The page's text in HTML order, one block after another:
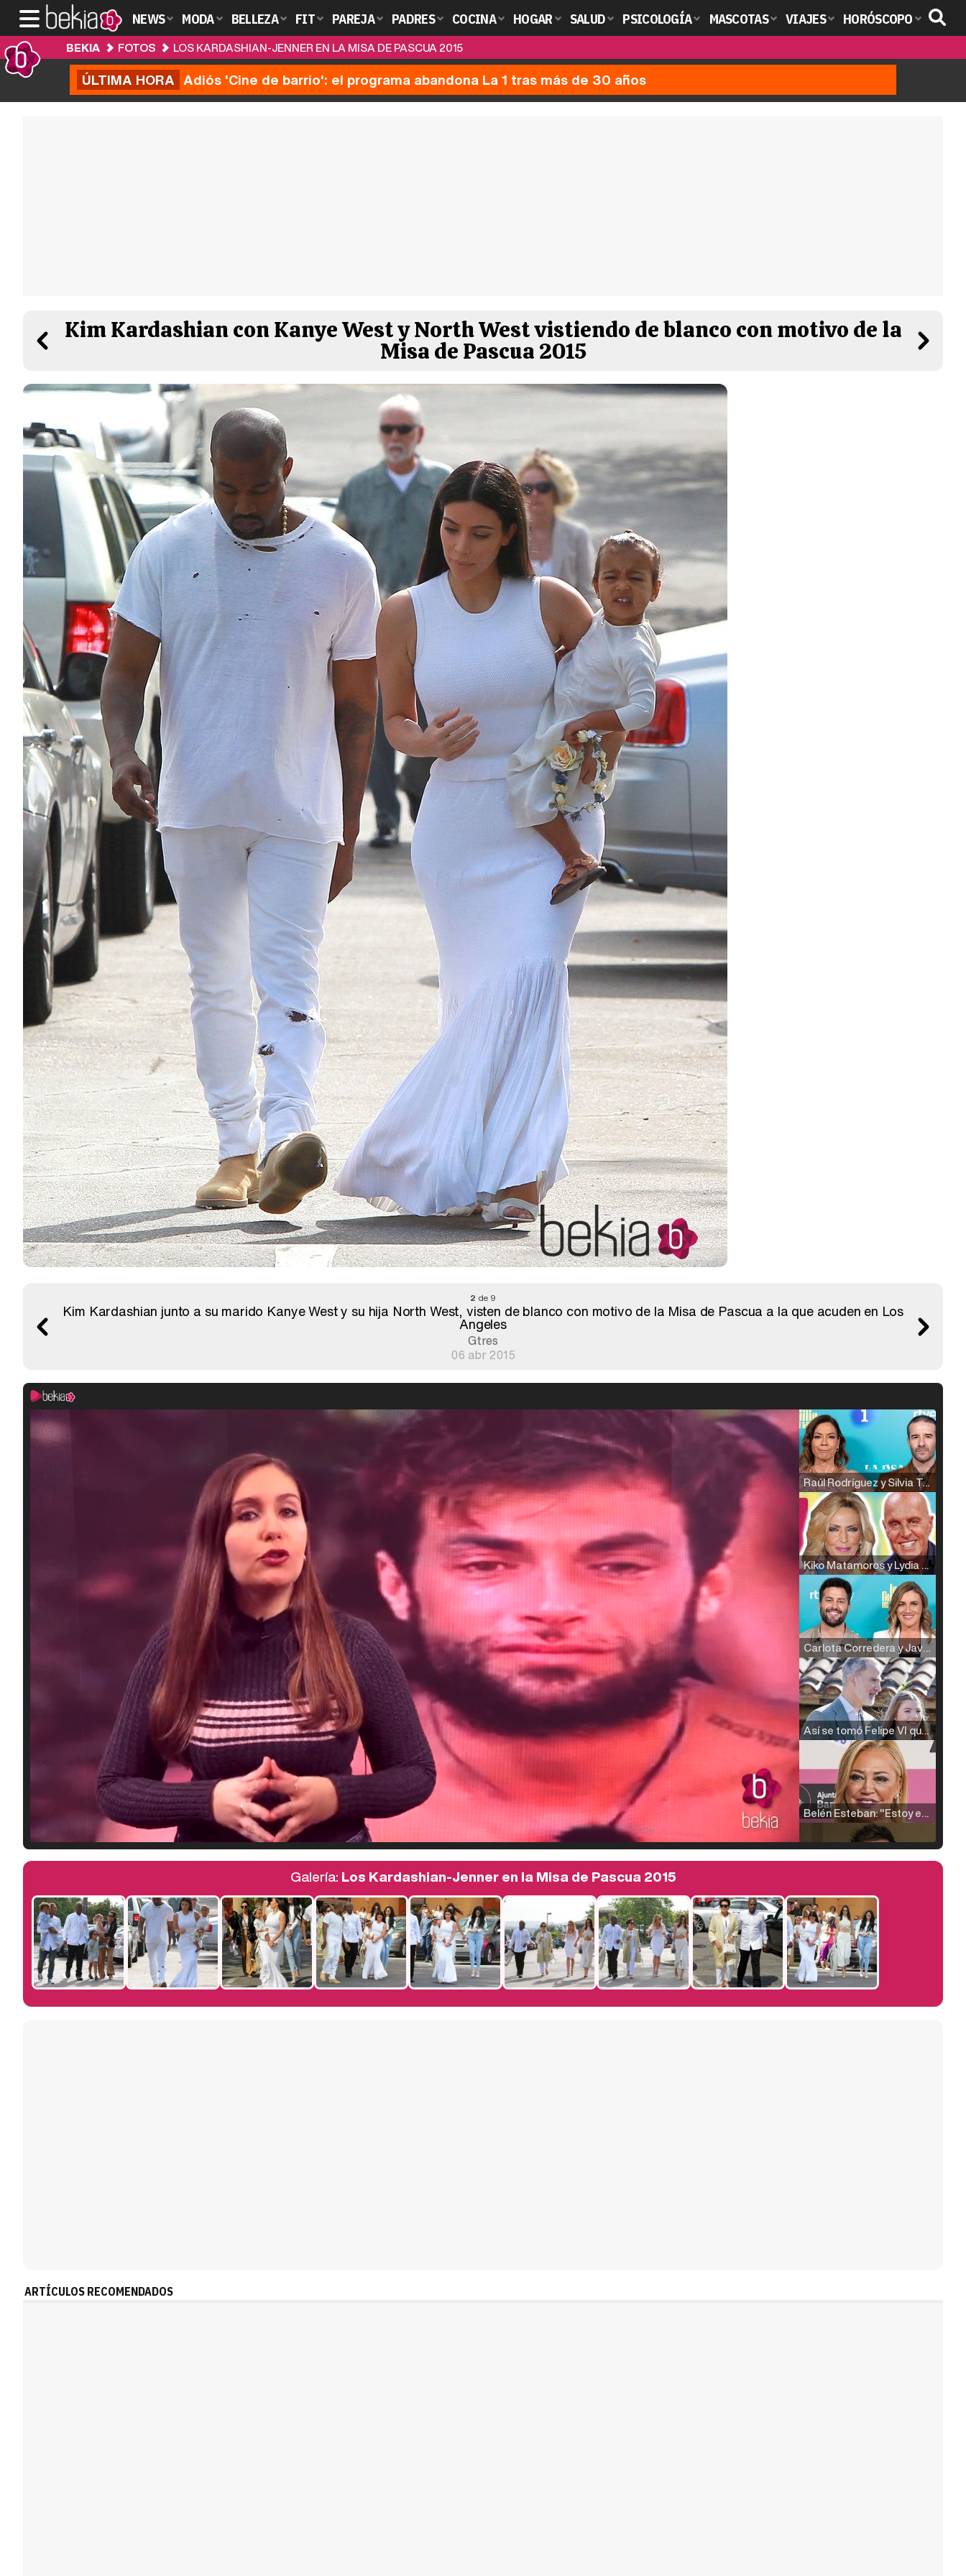
NEWS MODA BELLEZA FIT PAREJA PADRES COCINA HOGAR SALUD PSICOLOGÍA MASCOTAS VIAJES HORÓSCOPO
BEKIA FOTOS LOS KARDASHIAN-JENNER EN LA MISA DE PASCUA 2015
ÚLTIMA HORA Adiós 'Cine de barrio': el programa abandona La 1 tras más de 30 años
Kim Kardashian con Kanye West y North West vistiendo de blanco con motivo de la
Misa de Pascua 2015
2 de 9
Kim Kardashian junto a su marido Kanye West y su hija North West, visten de blanco con motivo de la Misa de Pascua a la que acuden en Los
Angeles
Gtres
06 abr 2015
Raúl Rodríguez y Silvia Taulés nos cuentan su papel en 'La familia de la tele'
Kiko Matamoros y Lydia Lozano: "Nuestro público es de todas las edades y RTVE tiene un público muy pegado a las novelas, al que tenemos que captar"
Carlota Corredera y Javier de Hoyos: "La tele tiene que representar al público también y aquí están todos los perfiles posibles&quo;
Así se tomó Felipe VI que la Infanta Sofía no quisiera recibir formación militar
Belén Esteban: "Estoy emocionada, muy contenta y muy feliz por llegar a RTVE"
Galería: Los Kardashian-Jenner en la Misa de Pascua 2015
ARTÍCULOS RECOMENDADOS